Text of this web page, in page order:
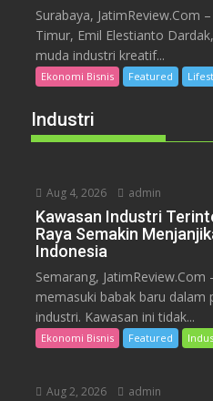
Surabaya, JatimReview.Com
Timur, Emil Elestianto
muda industri kreatif...
Ekonomi Bisnis Featured
Industri
Aug 4, 2026 admin
Kawasan Industri
Raya Semakin
Indonesia
Semarang, JatimReview.Com
memasuki babak baru dalam
industri. Kawasan ini tidak...
Ekonomi Bisnis Featured
Aug 2, 2026 admin